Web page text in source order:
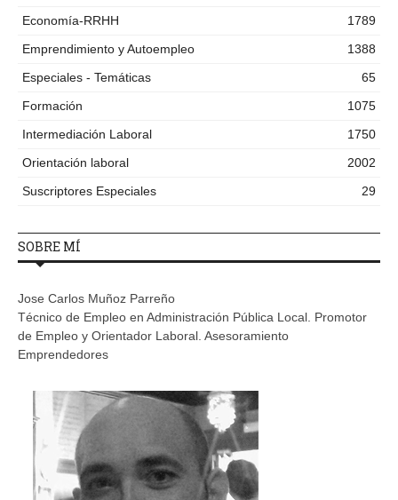
Economía-RRHH
1789
Emprendimiento y Autoempleo
1388
Especiales - Temáticas
65
Formación
1075
Intermediación Laboral
1750
Orientación laboral
2002
Suscriptores Especiales
29
SOBRE MÍ
Jose Carlos Muñoz Parreño
Técnico de Empleo en Administración Pública Local. Promotor
de Empleo y Orientador Laboral. Asesoramiento
Emprendedores